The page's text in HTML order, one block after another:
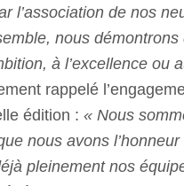
l’association de nos
nous démontrons
à l’excellence ou
rappelé
édition : « Nous
nous avons
pleinement nos